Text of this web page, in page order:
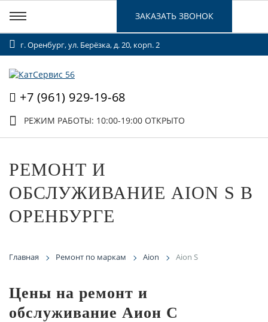
г. Оренбург, ул. Берёзка, д. 20, корп. 2
+7 (961) 929-19-68
РЕЖИМ РАБОТЫ: 10:00-19:00 ОТКРЫТО
ЗАКАЗАТЬ ЗВОНОК
РЕМОНТ И
ОБСЛУЖИВАНИЕ AION S В
ОРЕНБУРГЕ
Главная Ремонт по маркам Aion Aion S
Цены на ремонт и
обслуживание Аион С